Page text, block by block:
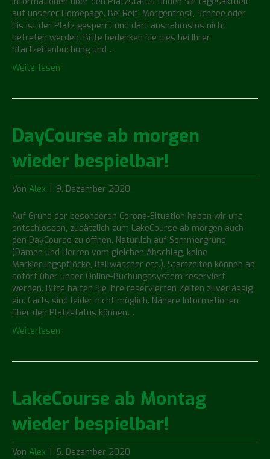
auf unserer Homepage. Bei Reif, Morgenfrost, Schnee oder
Eis ist der Platz gesperrt und darf ausnahmslos nicht
betreten werden. Bitte bedenken Sie dies bei Ihrer
Startzeitenbuchung und…
Weiterlesen
DayCourse ab morgen
wieder bespielbar!
Von Alex 9. Dezember 2020
Auf Grund der besonderen Corona-Situation haben wir uns
entschlossen, zusätzlich zum LakeCourse ab morgen auch
den DayCourse zu öffnen. Natürlich auf Sommergrüns
(Damen und Herren vom gleichen Abschlag, keine
Markierungspflöcke, Ballwascher etc.). Startzeiten können ab
sofort über unser Online-Buchungssystem reserviert
werden. Bitte halten Sie Ihre reservierten Zeiten zuverlässig
ein. Carts sind leider nicht möglich. Nähere Informationen
über den Platzstatus können…
Weiterlesen
LakeCourse ab Montag
wieder bespielbar!
Von Alex 5. Dezember 2020